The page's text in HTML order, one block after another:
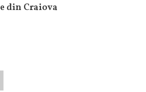
din Craiova